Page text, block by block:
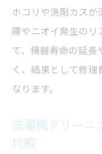
ホコリや洗剤カス
障やニオイ発生のリ
て、機器寿命の延長
く、結果として修
なります。
洗濯機クリーニ
比較